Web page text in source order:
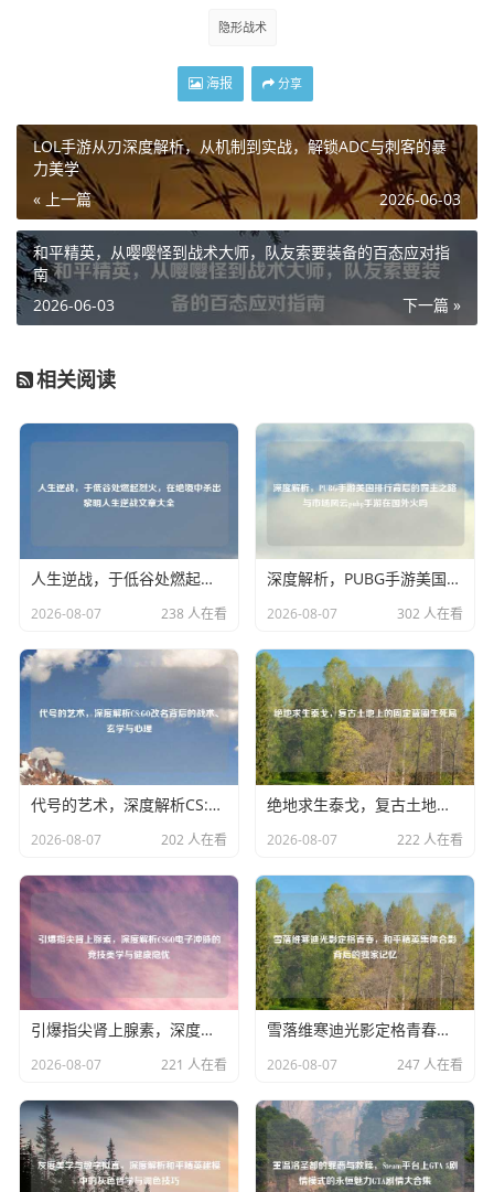
隐形战术
海报 分享
LOL手游从刃深度解析，从机制到实战，解锁ADC与刺客的暴
力美学
« 上一篇
2026-06-03
和平精英，从嘤嘤怪到战术大师，队友索要装备的百态应对指
南
下一篇 »
2026-06-03
相关阅读
人生逆战，于低谷处燃起烈火，在绝境中杀出黎明人生逆战文章大全
2026-08-07 238 人在看
深度解析，PUBG手游美国排行背后的霸主之路与市场风云pubg手游在国外火吗
2026-08-07 302 人在看
代号的艺术，深度解析CS:GO改名背后的战术、玄学与心理
2026-08-07 202 人在看
绝地求生泰戈，复古土地上的固定蓝圈生死局
2026-08-07 222 人在看
引爆指尖肾上腺素，深度解析CSGO电子冲脉的竞技美学与健康隐忧
2026-08-07 221 人在看
雪落维寒迪光影定格青春，和平精英集体合影背后的独家记忆
2026-08-07 247 人在看